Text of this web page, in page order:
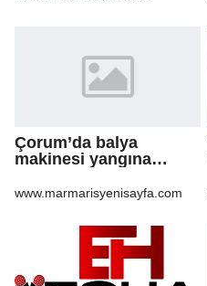
Çorum’da balya
makinesi yangına
anız küle döndü
www.marmarisyenisayfa.com